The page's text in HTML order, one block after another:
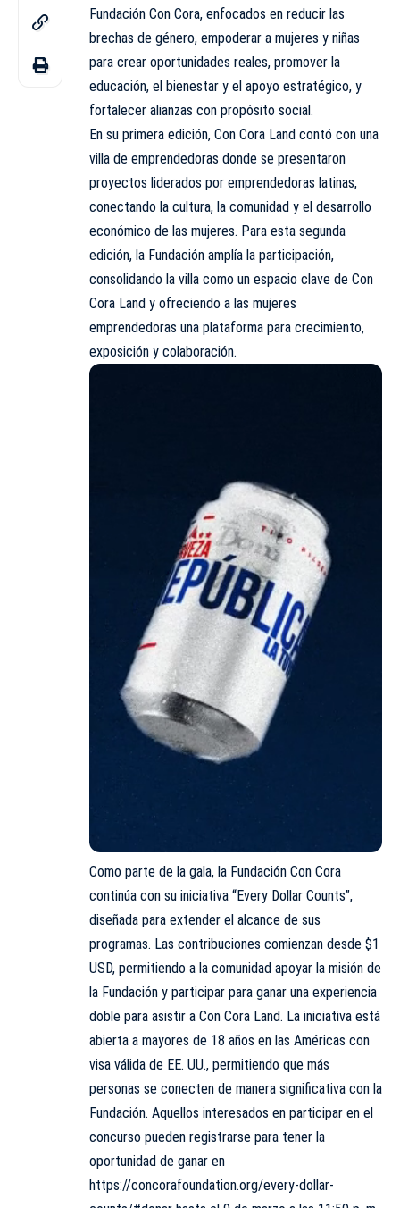
Fundación Con Cora, enfocados en reducir las
brechas de género, empoderar a mujeres y niñas
para crear oportunidades reales, promover la
educación, el bienestar y el apoyo estratégico, y
fortalecer alianzas con propósito social.
En su primera edición, Con Cora Land contó con una
villa de emprendedoras donde se presentaron
proyectos liderados por emprendedoras latinas,
conectando la cultura, la comunidad y el desarrollo
económico de las mujeres. Para esta segunda
edición, la Fundación amplía la participación,
consolidando la villa como un espacio clave de Con
Cora Land y ofreciendo a las mujeres
emprendedoras una plataforma para crecimiento,
exposición y colaboración.
Como parte de la gala, la Fundación Con Cora
continúa con su iniciativa “Every Dollar Counts”,
diseñada para extender el alcance de sus
programas. Las contribuciones comienzan desde $1
USD, permitiendo a la comunidad apoyar la misión de
la Fundación y participar para ganar una experiencia
doble para asistir a Con Cora Land. La iniciativa está
abierta a mayores de 18 años en las Américas con
visa válida de EE. UU., permitiendo que más
personas se conecten de manera significativa con la
Fundación. Aquellos interesados en participar en el
concurso pueden registrarse para tener la
oportunidad de ganar en
https://concorafoundation.org/every-dollar-